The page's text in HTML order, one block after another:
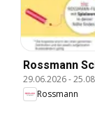
Rossmann
29.06.2026-
Rossmann